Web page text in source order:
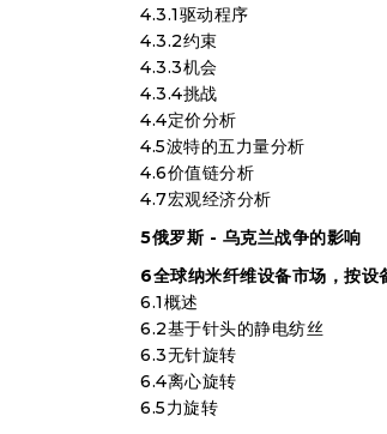
4.3.1驱动程序
4.3.2约束
4.3.3机会
4.3.4挑战
4.4定价分析
4.5波特的五力量分析
4.6价值链分析
4.7宏观经济分析
5俄罗斯 - 乌克兰战争的影响
6全球纳米纤维设备市场，按设
6.1概述
6.2基于针头的静电纺丝
6.3无针旋转
6.4离心旋转
6.5力旋转